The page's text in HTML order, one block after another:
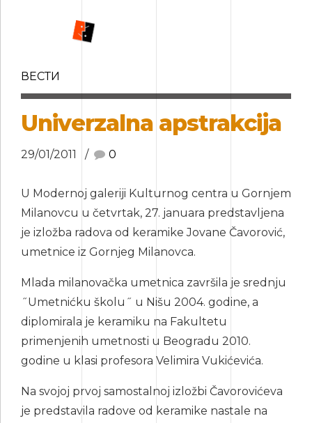
ВЕСТИ
Univerzalna apstrakcija
29/01/2011 0
U Modernoj galeriji Kulturnog centra u Gornjem
Milanovcu u četvrtak, 27. januara predstavljena
je izložba radova od keramike Jovane Čavorović,
umetnice iz Gornjeg Milanovca.
Mlada milanovačka umetnica završila je srednju
˝Umetnićku školu˝ u Nišu 2004. godine, a
diplomirala je keramiku na Fakultetu
primenjenih umetnosti u Beogradu 2010.
godine u klasi profesora Velimira Vukićevića.
Na svojoj prvoj samostalnoj izložbi Čavorovićeva
je predstavila radove od keramike nastale na